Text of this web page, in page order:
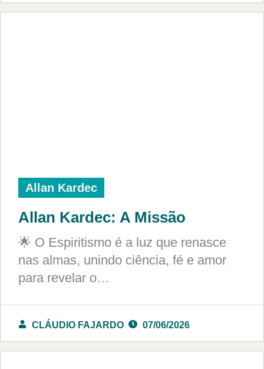
Allan Kardec
Allan Kardec: A Missão
🌟 O Espiritismo é a luz que renasce
nas almas, unindo ciência, fé e amor
para revelar o…
CLÁUDIO FAJARDO 07/06/2026